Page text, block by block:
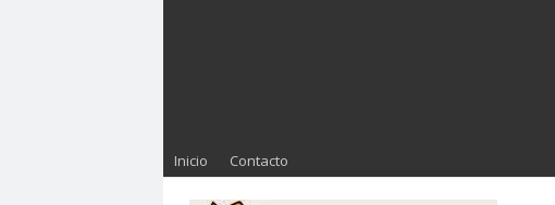
Inicio Contacto